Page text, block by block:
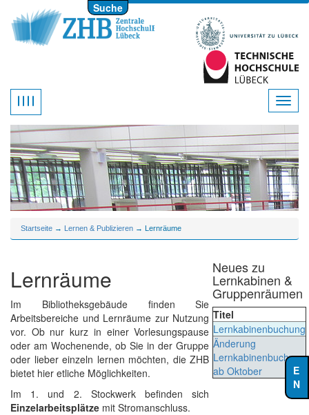
Suche
E
Startseite → Lernen & Publizieren → Lernräume
Lernräume
Im Bibliotheksgebäude finden Sie
Arbeitsbereiche und Lernräume zur Nutzung
vor. Ob nur kurz in einer Vorlesungspause
oder am Wochenende, ob Sie in der Gruppe
oder lieber einzeln lernen möchten, die ZHB
bietet hier etliche Möglichkeiten.
Im 1. und 2. Stockwerk befinden sich
Einzelarbeitsplätze mit Stromanschluss.
Neues zu
Lernkabinen &
Gruppenräumen
Titel
Lernkabinenbuchung
Änderung
Lernkabinenbuchung
ab Oktober